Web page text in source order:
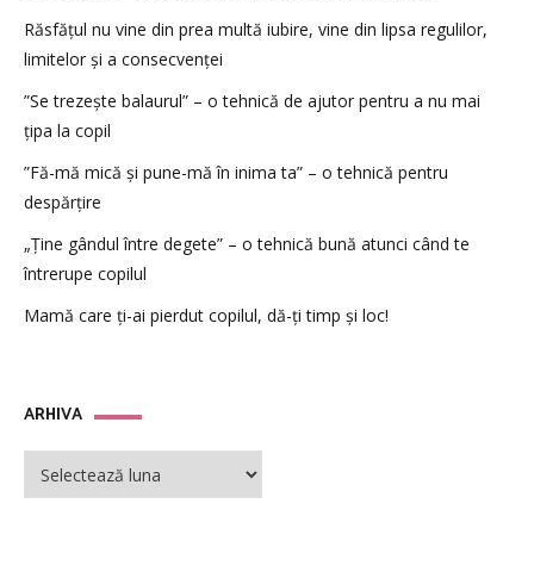
Răsfățul nu vine din prea multă iubire, vine din lipsa regulilor,
limitelor și a consecvenței
”Se trezește balaurul” – o tehnică de ajutor pentru a nu mai
țipa la copil
”Fă-mă mică și pune-mă în inima ta” – o tehnică pentru
despărțire
„Ține gândul între degete” – o tehnică bună atunci când te
întrerupe copilul
Mamă care ți-ai pierdut copilul, dă-ți timp și loc!
ARHIVAARHIVA